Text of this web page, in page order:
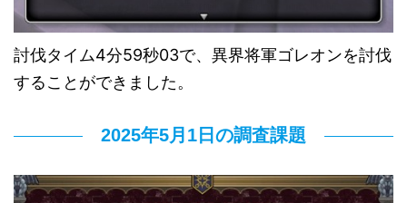
討伐タイム4分59秒03で、異界将軍ゴレオンを討伐
することができました。
2025年5月1日の調査課題